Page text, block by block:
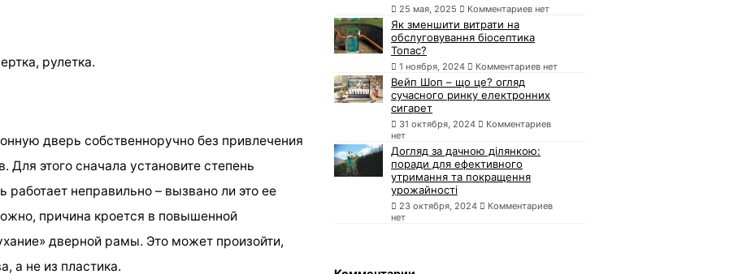
рулетка.
дверь собственноручно без привлечения
этого сначала установите степень
неправильно – вызвано ли это ее
причина кроется в повышенной
дверной рамы. Это может произойти,
а не из пластика.
25 мая, 2025 Комментариев нет
Як зменшити витрати на
обслуговування біосептика
Топас?
1 ноября, 2024 Комментариев нет
Вейп Шоп – що це? огляд
сучасного ринку електронних
сигарет
31 октября, 2024
Комментариев
нет
Догляд за дачною ділянкою:
поради для ефективного
утримання та покращення
урожайності
23 октября, 2024
Комментариев
нет